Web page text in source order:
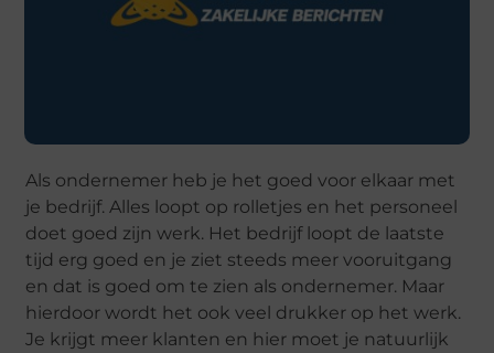
Als ondernemer heb je het goed voor elkaar met
je bedrijf. Alles loopt op rolletjes en het personeel
doet goed zijn werk. Het bedrijf loopt de laatste
tijd erg goed en je ziet steeds meer vooruitgang
en dat is goed om te zien als ondernemer. Maar
hierdoor wordt het ook veel drukker op het werk.
Je krijgt meer klanten en hier moet je natuurlijk